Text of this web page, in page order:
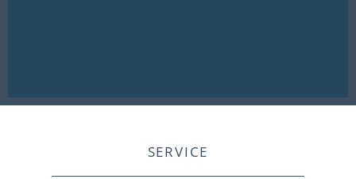
SERVICE